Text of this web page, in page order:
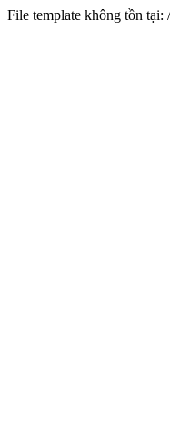
File template không tồn